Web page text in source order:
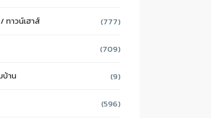
ทาวน์เฮาส์ (777)
(709)
าน (9)
(596)